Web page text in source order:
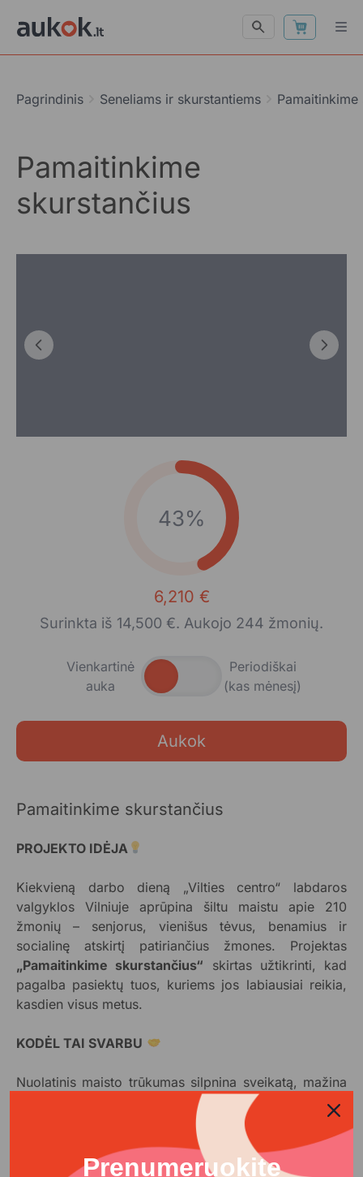
Pagrindinis Seneliams ir skurstantiems
Pamaitinkime
skurstančius
43%
6,210 €
Surinkta iš 14,500 €. Aukojo 244 žmonių.
Vienkartinė
auka
Periodiškai
(kas mėnesį)
Aukok
Pamaitinkime skurstančius
PROJEKTO IDĖJA
Kiekvieną darbo dieną „Vilties centro“ labdaros
valgyklos Vilniuje aprūpina šiltu maistu apie 210
žmonių – senjorus, vienišus tėvus, benamius ir
socialinę atskirtį patiriančius žmones. Projektas
„Pamaitinkime skurstančius“ skirtas užtikrinti, kad
pagalba pasiektų tuos, kuriems jos labiausiai reikia,
kasdien visus metus.
KODĖL TAI SVARBU
Nuolatinis maisto trūkumas silpnina sveikatą, mažina
energiją ir stabdo galimybes keisti gyvenimą. Karštas
maistas – tai daugiau nei valgymas: tai orumo
atkūrimas, jėgų susigrąžinimas ir pirmieji žingsniai į
saugesnį gyvenimą. Kiekviena auka reiškia, kad ši
Prenumeruokite